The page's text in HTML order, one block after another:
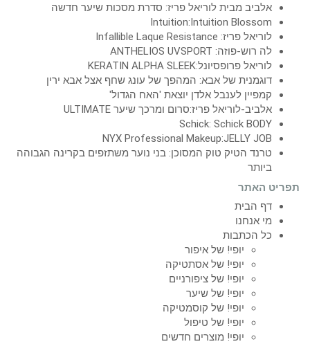
אלביב מבית לוריאל פריז: סדרת מסכות שיער חדשה
Intuition:Intuition Blossom
לוריאל פריז: Infallible Laque Resistance
לה רוש-פוזה: ANTHELIOS UVSPORT
לוריאל פרופסיונל:KERATIN ALPHA SLEEK
דוגמנית של אבא: המהפך של עונג שחף אצל אבא ירין
קמפיין לענבל אלדן יוצאת 'האח הגדול'
אלביב-לוריאל פריז:סרום ומרכך שיער ULTIMATE
Schick: Schick BODY
NYX Professional Makeup:JELLY JOB
טרנד הטיק טוק המסוכן: בני נוער משתזפים בקרינה הגבוהה
ביותר
תפריט האתר
דף הבית
מי אנחנו
כל הכתבות
יופי! של איפור
יופי! של אסתטיקה
יופי! של ציפורניים
יופי! של שיער
יופי! של קוסמטיקה
יופי! של טיפול
יופי! מוצרים חדשים